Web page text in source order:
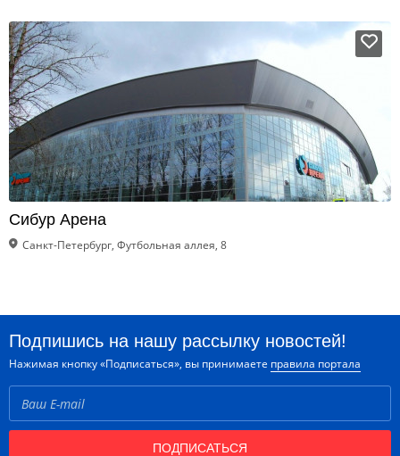
Сибур Арена
Санкт-Петербург, Футбольная аллея, 8
Подпишись на нашу рассылку новостей!
Нажимая кнопку «Подписаться», вы принимаете правила портала
ПОДПИСАТЬСЯ